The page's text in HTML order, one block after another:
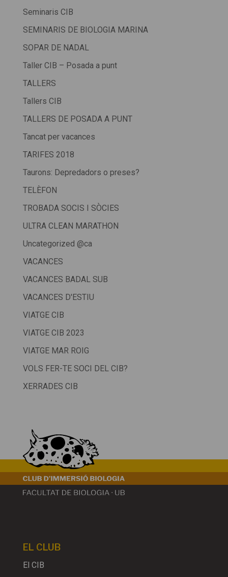
Seminaris CIB
SEMINARIS DE BIOLOGIA MARINA
SOPAR DE NADAL
Taller CIB – Posada a punt
TALLERS
Tallers CIB
TALLERS DE POSADA A PUNT
Tancat per vacances
TARIFES 2018
Taurons: Depredadors o preses?
TELÈFON
TROBADA SOCIS I SÒCIES
ULTRA CLEAN MARATHON
Uncategorized @ca
VACANCES
VACANCES BADAL SUB
VACANCES D'ESTIU
VIATGE CIB
VIATGE CIB 2023
VIATGE MAR ROIG
VOLS FER-TE SOCI DEL CIB?
XERRADES CIB
EL CLUB
El CIB